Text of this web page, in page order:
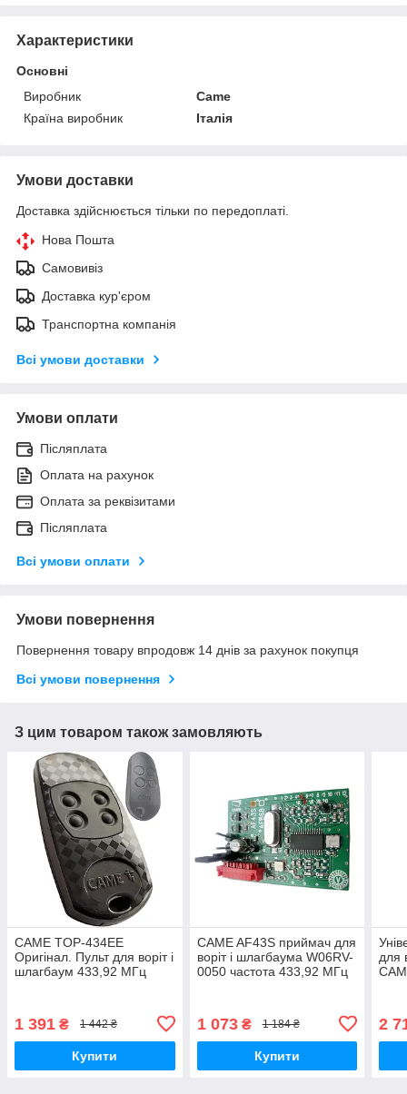
Характеристики
Основні
Виробник
Came
Країна виробник
Італія
Умови доставки
Доставка здійснюється тільки по передоплаті.
Нова Пошта
Самовивіз
Доставка кур'єром
Транспортна компанія
Всі умови доставки
Умови оплати
Післяплата
Оплата на рахунок
Оплата за реквізитами
Післяплата
Всі умови оплати
Умови повернення
Повернення товару впродовж 14 днів за рахунок покупця
Всі умови повернення
З цим товаром також замовляють
CAME TOP-434EE
Оригінал. Пульт для воріт і
шлагбаум 433,92 МГц
1 391 ₴ 1 442 ₴
Купити
CAME AF43S приймач для
воріт і шлагбаума W06RV-
0050 частота 433,92 МГц
1 073₴ 1 184 ₴
Купити
для
2